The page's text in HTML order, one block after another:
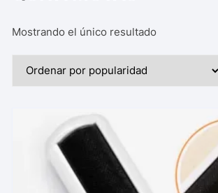
Mostrando el único resultado